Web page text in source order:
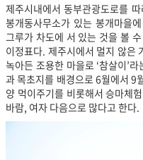
제주시내에서 동부관광도로를
봉개동사무소가 있는 봉개마을
그루가 차도에 서 있는 것을 볼
이정표다. 제주시에서 멀지 않은
녹아든 조용한 마을로 ‘참살이’
과 목초지를 배경으로 6월에서 9
양 먹이주기를 비롯해서 승마체
바람, 여자 다음으로 많다고 한다.